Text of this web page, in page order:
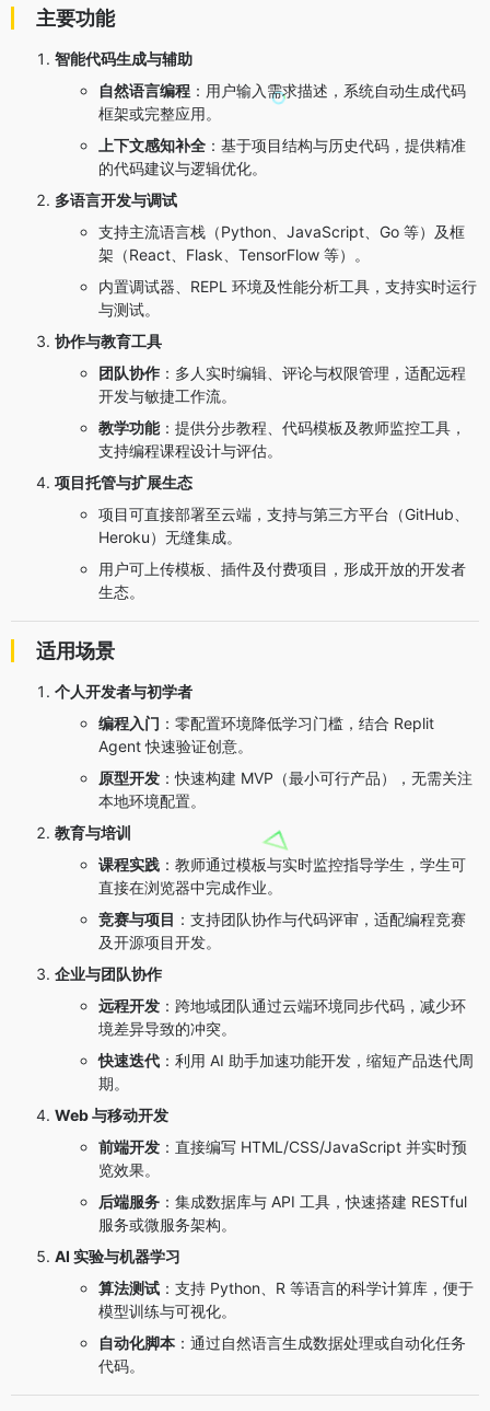
主要功能
智能代码生成与辅助
自然语言编程 ：用户输入需求描述，系统自动生成代码
框架或完整应用。
上下文感知补全 ：基于项目结构与历史代码，提供精准
的代码建议与逻辑优化。
多语言开发与调试
支持主流语言栈（Python、JavaScript、Go 等）及框
架（React、Flask、TensorFlow 等）。
内置调试器、REPL 环境及性能分析工具，支持实时运行
与测试。
协作与教育工具
团队协作 ：多人实时编辑、评论与权限管理，适配远程
开发与敏捷工作流。
教学功能：提供分步教程、代码模板及教师监控工具，
支持编程课程设计与评估。
项目托管与扩展生态
项目可直接部署至云端，支持与第三方平台（GitHub、
Heroku）无缝集成。
用户可上传模板、插件及付费项目，形成开放的开发者
生态。
适用场景
个人开发者与初学者
编程入门 ：零配置环境降低学习门槛，结合 Replit
Agent 快速验证创意。
原型开发 ：快速构建 MVP（最小可行产品），无需关注
本地环境配置。
教育与培训
课程实践 ：教师通过模板与实时监控指导学生，学生可
直接在浏览器中完成作业。
竞赛与项目 ：支持团队协作与代码评审，适配编程竞赛
及开源项目开发。
企业与团队协作
远程开发 ：跨地域团队通过云端环境同步代码，减少环
境差异导致的冲突。
快速迭代 ：利用 AI 助手加速功能开发，缩短产品迭代周
期。
Web 与移动开发
前端开发 ：直接编写 HTML/CSS/JavaScript 并实时预
览效果。
后端服务 ：集成数据库与 API 工具，快速搭建 RESTful
服务或微服务架构。
AI 实验与机器学习
算法测试 ：支持 Python、R 等语言的科学计算库，便于
模型训练与可视化。
自动化脚本 ：通过自然语言生成数据处理或自动化任务
代码。